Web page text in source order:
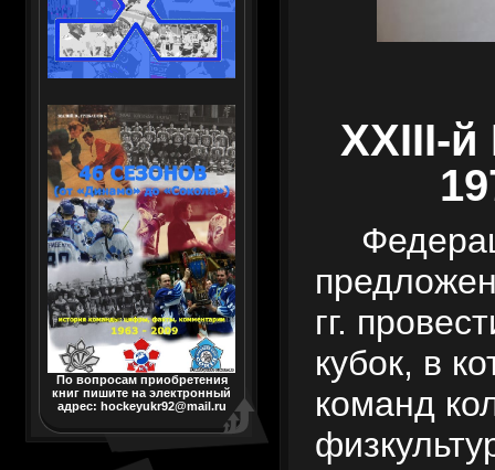
По вопросам приобретения
книг пишите на электронный
адрес: hockeyukr92@mail.ru
XXIII-й
гг.
кубок, в
команд